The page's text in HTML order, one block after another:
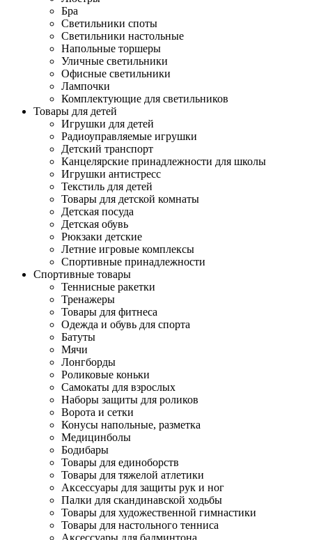
Бра
Светильники споты
Светильники настольные
Напольные торшеры
Уличные светильники
Офисные светильники
Лампочки
Комплектующие для светильников
Товары для детей
Игрушки для детей
Радиоуправляемые игрушки
Детский транспорт
Канцелярские принадлежности для школы
Игрушки антистресс
Текстиль для детей
Товары для детской комнаты
Детская посуда
Детская обувь
Рюкзаки детские
Летние игровые комплексы
Спортивные принадлежности
Спортивные товары
Теннисные ракетки
Тренажеры
Товары для фитнеса
Одежда и обувь для спорта
Батуты
Мячи
Лонгборды
Роликовые коньки
Самокаты для взрослых
Наборы защиты для роликов
Ворота и сетки
Конусы напольные, разметка
Медицинболы
Бодибары
Товары для единоборств
Товары для тяжелой атлетики
Аксессуары для защиты рук и ног
Палки для скандинавской ходьбы
Товары для художественной гимнастики
Товары для настольного тенниса
Аксессуары для бадминтона